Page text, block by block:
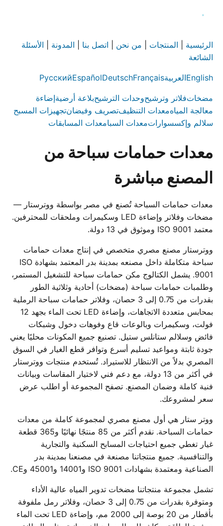
الرئيسية المنتجات من نحن اتصل بنا المدونة
الأسئلة
الشائعة
EnglishالعربيةFrançais
Deutsch
Español
Русский
مضخاتفلاتر وترشيحوحدات الترشيحبلاعة أرضيةإضاءة
معالجة المياهمعدات التنظيفتصريف وفيضانتجهيزات المسبح
سلالم وإكسسواراتمعدات السبامعدات المسابقات
معدات حمامات سباحة من
المصنع مباشرة
معدات حمامات السباحة تُصنع في مصر بواسطة ووترستار —
مضخات وفلاتر وإضاءة LED وسكيمرات وملحقات للمحترفين.
معتمد ISO 9001 وموثوق في 13 دولة.
ووترستار مصنع مصري متخصص في إنتاج معدات حمامات
سباحة متكاملة داخل مصنعه بمدينة بدر المعتمد بشهادة ISO
9001. يشمل الكتالوج مكن حمامات سباحة للتشغيل المستمر،
وطلمبات حمامات سباحة (مضخات) أحادية وثلاثية الطور
بقدرات من 0.75 إلى 3 حصان، وفلاتر حمامات سباحة الرملية
بمحابس متعددة الاتجاهات، وإضاءة LED تحت الماء بجهد 12
فولت، وسكيمرات وبالوعات قاع وفوهات دخول وشبكات
فائض وسلالم ستانلس ستيل. تصنيع جميع المكونات محليًا يعني
جودة ثابتة ومواعيد تسليم أسرع وتوافر قطع الغيار في السوق
المصري بدلاً من الانتظار للاستيراد. تُستخدم منتجات ووترستار
في أكثر من 13 دولة، مع دعم فني لاختيار المقاسات وبيانات
فنية كاملة وضمان المصنع. تصفح المجموعة أو اطلب عرض
سعر لمشروعك.
ووتر ستار هي أول مصنع مصري لمجموعة كاملة من معدات
حمامات السباحة. نقدم أكثر من 85 منتجًا نهائيًا و365 قطعة
غيار تغطي جميع احتياجات المسابح السكنية والتجارية
والتنافسية. جميع منتجاتنا مصنعة في مصنعنا بمدينة بدر
الصناعية ومعتمدة بشهادات ISO 9001 و14001 و45001 وCE.
تشمل مجموعة منتجاتنا مضخات تدوير المياه عالية الأداء
ومتوفرة بقدرات من 0.75 إلى 3 حصان، وفلاتر رمل ملفوفة
بأقطار من 20 بوصة إلى 2000 مم، وإضاءة LED تحت الماء